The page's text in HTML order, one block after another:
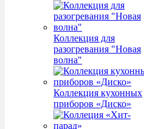
Коллекция для
разогревания "Новая
волна"
Коллекция кухонных
приборов «Диско»